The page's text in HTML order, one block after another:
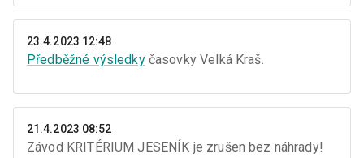
23.4.2023 12:48
Předběžné výsledkyčasovky Velká Kraš.
21.4.2023 08:52
Závod KRITÉRIUM JESENÍK je zrušen bez náhrady!